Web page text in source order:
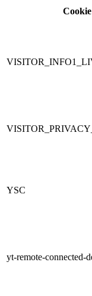
Cookie
YSC
yt-remote-connected-